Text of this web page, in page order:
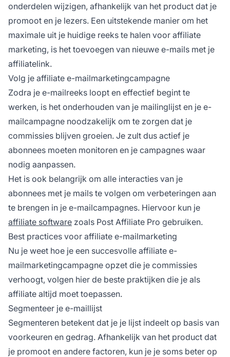
onderdelen wijzigen, afhankelijk van het product dat je
promoot en je lezers. Een uitstekende manier om het
maximale uit je huidige reeks te halen voor affiliate
marketing, is het toevoegen van nieuwe e-mails met je
affiliatelink.
Volg je affiliate e-mailmarketingcampagne
Zodra je e-mailreeks loopt en effectief begint te
werken, is het onderhouden van je mailinglijst en je e-
mailcampagne noodzakelijk om te zorgen dat je
commissies blijven groeien. Je zult dus actief je
abonnees moeten monitoren en je campagnes waar
nodig aanpassen.
Het is ook belangrijk om alle interacties van je
abonnees met je mails te volgen om verbeteringen aan
te brengen in je e-mailcampagnes. Hiervoor kun je
affiliate software zoals Post Affiliate Pro gebruiken.
Best practices voor affiliate e-mailmarketing
Nu je weet hoe je een succesvolle affiliate e-
mailmarketingcampagne opzet die je commissies
verhoogt, volgen hier de beste praktijken die je als
affiliate altijd moet toepassen.
Segmenteer je e-maillijst
Segmenteren betekent dat je je lijst indeelt op basis van
voorkeuren en gedrag. Afhankelijk van het product dat
je promoot en andere factoren, kun je je soms beter op